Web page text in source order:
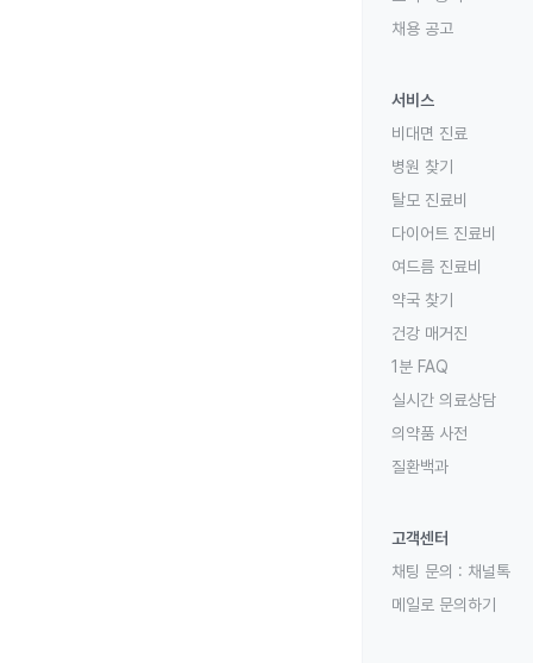
채용 공고
서비스
비대면 진료
병원 찾기
탈모 진료비
다이어트 진료비
여드름 진료비
약국 찾기
건강 매거진
1분 FAQ
실시간 의료상담
의약품 사전
질환백과
고객센터
채팅 문의 : 채널톡
메일로 문의하기